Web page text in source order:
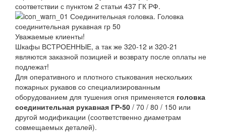
соответствии с пунктом 2 статьи 437 ГК РФ.
Уважаемые клиенты!
Шкафы ВСТРОЕННЫЕ, а так же 320-12 и 320-21
являются заказной позицией и возврату после оплаты не
подлежат!
Для оперативного и плотного стыкования нескольких
пожарных рукавов со специализированным
оборудованием для тушения огня применяется головка
соединительная рукавная ГР-50 / 70 / 80 / 150 или
другой модификации (соответственно диаметрам
совмещаемых деталей).